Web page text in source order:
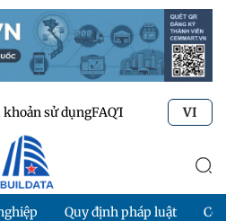
khoản sử dụngFAQTư vấn kỹ thuật
VI
Quy định pháp luật